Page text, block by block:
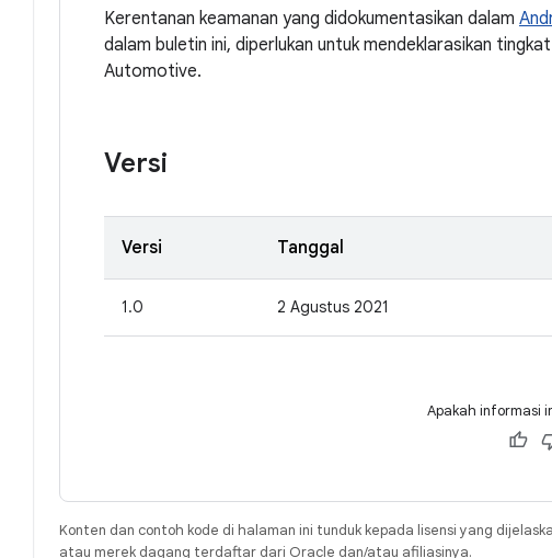
Kerentanan keamanan yang didokumentasikan dalam
dalam buletin ini, diperlukan untuk mendeklarasikan
Automotive.
Versi
Versi Tanggal
1.0 2 Agustus 2021
Apakah informasi
Konten dan contoh kode di halaman ini tunduk kepada lisensi yang
atau merek dagang terdaftar dari Oracle dan/atau afiliasinya.